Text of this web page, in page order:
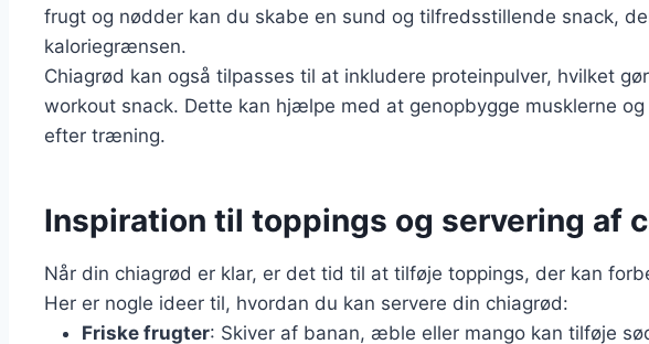
frugt og nødder kan du skabe en sund og tilfredsstillende snack,
kaloriegrænsen.
Chiagrød kan også tilpasses til at inkludere proteinpulver, hvilket
workout snack. Dette kan hjælpe med at genopbygge musklerne
efter træning.
Inspiration til toppings og servering af
Når din chiagrød er klar, er det tid til at tilføje toppings, der kan
Her er nogle ideer til, hvordan du kan servere din chiagrød:
Friske frugter: Skiver af banan, æble eller mango kan tilføje